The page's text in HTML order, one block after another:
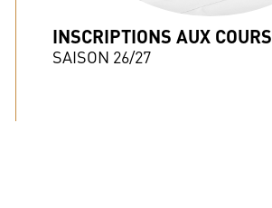
INSCRIPTIONS AUX COURS
SAISON 26/27